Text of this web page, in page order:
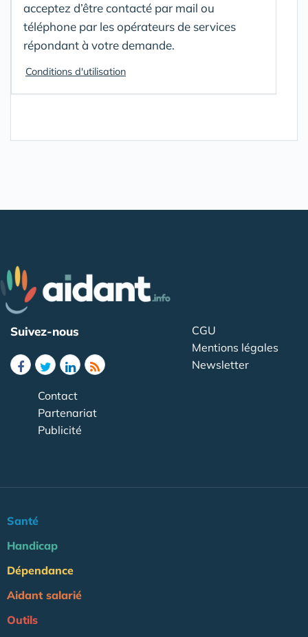
acceptez d’être contacté par mail ou
téléphone par les opérateurs de services
répondant à votre demande.
Conditions d'utilisation
Suivez-nous
CGU
Mentions légales
Newsletter
Contact
Partenariat
Publicité
Santé
Handicap
Dépendance
Aidant salarié
Outils